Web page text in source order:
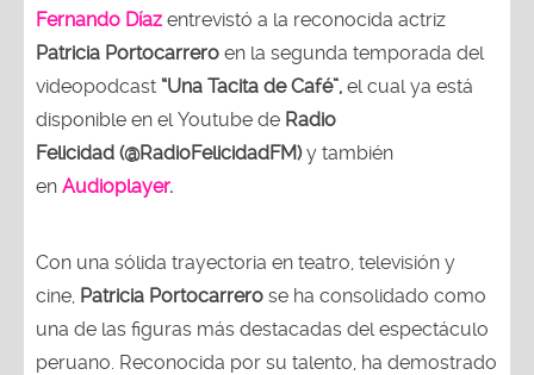
Fernando Díaz entrevistó a la reconocida actriz
Patricia Portocarrero en la segunda temporada del
videopodcast “Una Tacita de Café”, el cual ya está
disponible en el Youtube de Radio
Felicidad (@RadioFelicidadFM)y también
en Audioplayer.
Con una sólida trayectoria en teatro, televisión y
cine, Patricia Portocarrero se ha consolidado como
una de las figuras más destacadas del espectáculo
peruano. Reconocida por su talento, ha demostrado